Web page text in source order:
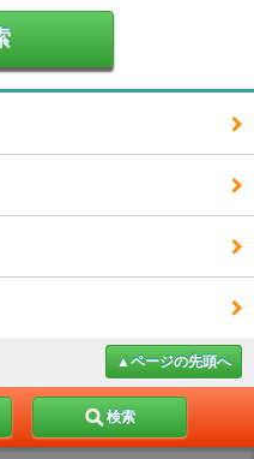
▲ページの先頭へ
検索